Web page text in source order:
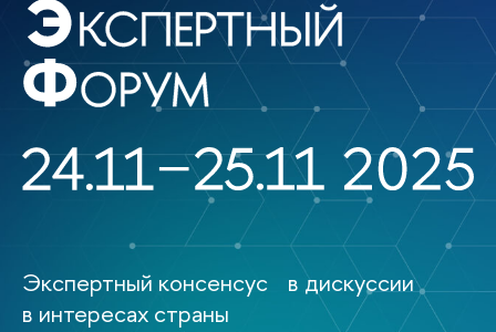
Экспертный консенсус в дискуссии
в интересах страны